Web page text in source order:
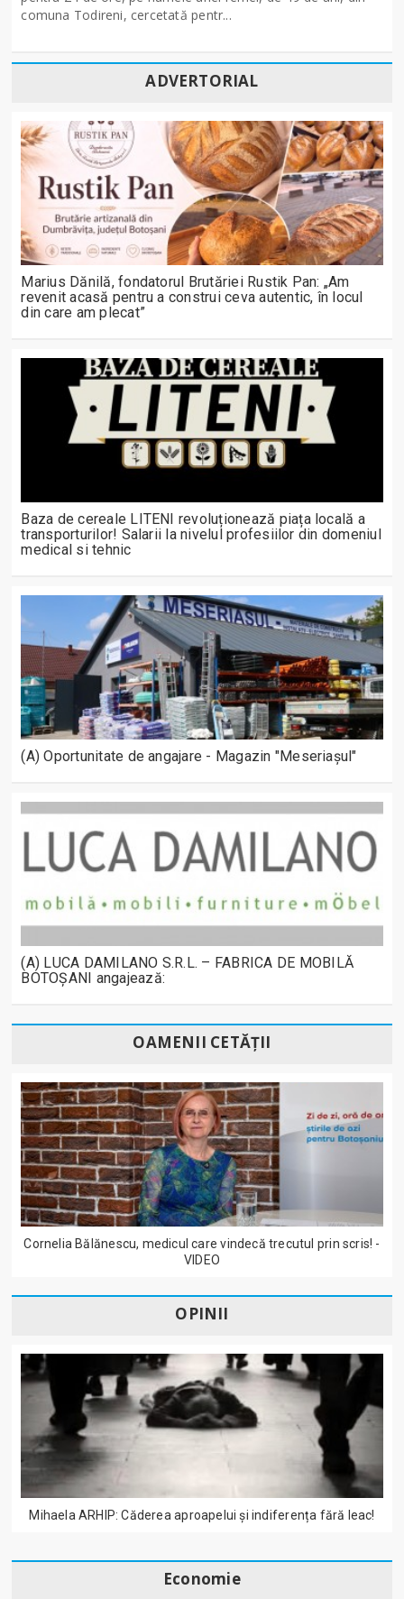
comuna Todireni, cercetată pentr...
ADVERTORIAL
Marius Dănilă, fondatorul Brutăriei Rustik Pan: „Am
revenit acasă pentru a construi ceva autentic, în locul
din care am plecat”
Baza de cereale LITENI revoluționează piața locală a
transporturilor! Salarii la nivelul profesiilor din domeniul
medical si tehnic
(A) Oportunitate de angajare - Magazin "Meseriașul"
(A) LUCA DAMILANO S.R.L. – FABRICA DE MOBILĂ
BOTOȘANI angajează:
OAMENII CETĂȚII
Cornelia Bălănescu, medicul care vindecă trecutul prin scris! -
VIDEO
OPINII
Mihaela ARHIP: Căderea aproapelui și indiferența fără leac!
Economie